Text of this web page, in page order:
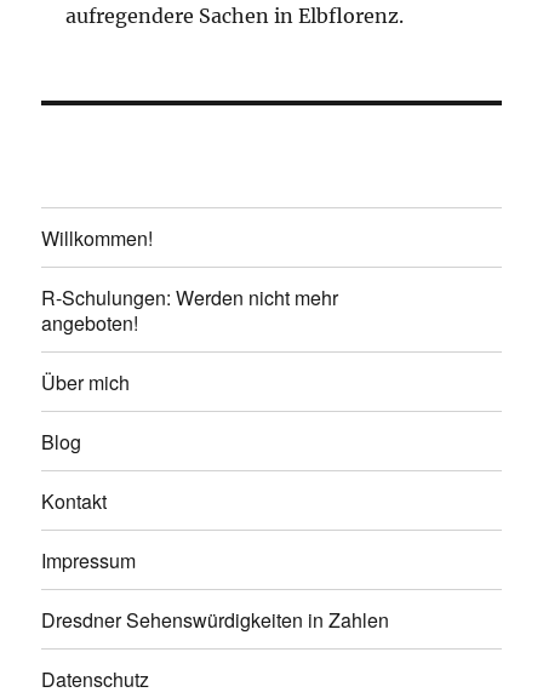
aufregendere Sachen in Elbflorenz.
Willkommen!
R-Schulungen: Werden nicht mehr
angeboten!
Über mich
Blog
Kontakt
Impressum
Dresdner Sehenswürdigkeiten in Zahlen
Datenschutz